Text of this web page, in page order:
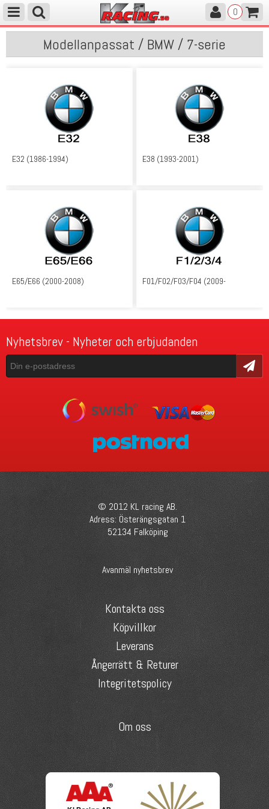
0
Modellanpassat / BMW / 7-serie
E32 (1986-1994) E38 (1993-2001)
E65/E66 (2000-2008) F01/F02/F03/F04 (2009-
Nyhetsbrev - Nyheter och erbjudanden
Skicka
© 2012 KL racing AB.
Adress: Österängsgatan 1
52134 Falköping
Avanmäl nyhetsbrev
Kontakta oss
Köpvillkor
Leverans
Ångerrätt & Returer
Integritetspolicy
Om oss